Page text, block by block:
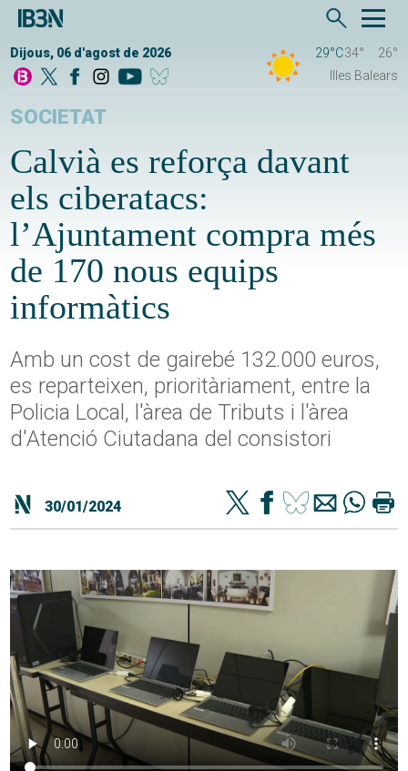
Dijous, 06 d'agost de 2026 29°C34°
26°
Illes Balears
SOCIETAT
Calvià es reforça davant
els ciberatacs:
l’Ajuntament compra més
de 170 nous equips
informàtics
Amb un cost de gairebé 132.000 euros,
es reparteixen, prioritàriament, entre la
Policia Local, l'àrea de Tributs i l'àrea
d'Atenció Ciutadana del consistori
30/01/2024